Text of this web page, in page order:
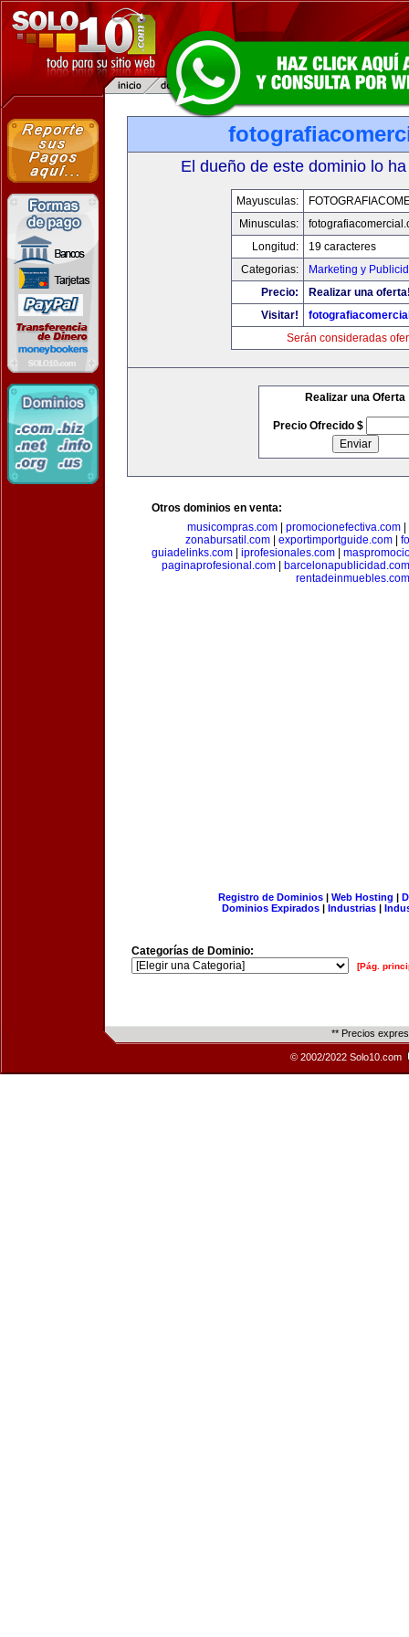
El dueño de este dominio lo
Mayusculas:
Minusculas:
Longitud:
19 caracteres
Categorias:
Marketing y
Precio:
Realizar una
Visitar!
Serán consideradas
Realizar una Oferta
Precio Ofrecido $
Otros dominios en venta:
musicompras.com
promocionefectiva.com
zonabursatil.com
exportimportguide.com
guiadelinks.com
iprofesionales.com
paginaprofesional.com|
barcelonapublicidad.com
rentadeinmuebles.com
Registro de Dominios| Web Hosting |
Dominios Expirados | Industrias |
Categorías de Dominio:
[Pág.
** Precios
© 2002/2022 Solo10.com